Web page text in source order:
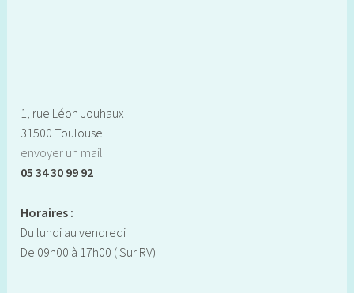
1, rue Léon Jouhaux
31500 Toulouse
envoyer un mail
05 34 30 99 92
Horaires :
Du lundi au vendredi
De 09h00 à 17h00 ( Sur RV)